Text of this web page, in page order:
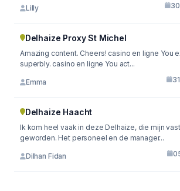
Lilly
Delhaize Proxy St Michel
Amazing content. Cheers! casino en ligne You
superbly. casino en ligne You act...
Emma
Delhaize Haacht
Ik kom heel vaak in deze Delhaize, die mijn
geworden. Het personeel en de manager...
Dilhan Fidan